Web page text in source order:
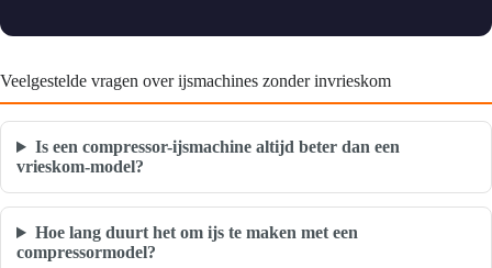
Veelgestelde vragen over ijsmachines zonder invrieskom
Is een compressor-ijsmachine altijd beter dan een
vrieskom-model?
Hoe lang duurt het om ijs te maken met een
compressormodel?